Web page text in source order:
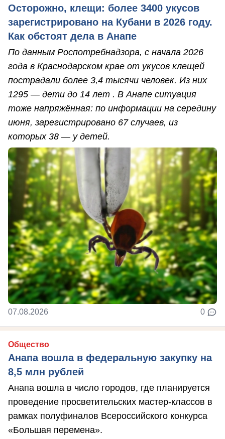
Осторожно, клещи: более 3400 укусов
зарегистрировано на Кубани в 2026 году.
Как обстоят дела в Анапе
По данным Роспотребнадзора, с начала 2026
года в Краснодарском крае от укусов клещей
пострадали более 3,4 тысячи человек. Из них
1295 — дети до 14 лет . В Анапе ситуация
тоже напряжённая: по информации на середину
июня, зарегистрировано 67 случаев, из
которых 38 — у детей.
07.08.2026 0
Общество
Анапа вошла в федеральную закупку на
8,5 млн рублей
Анапа вошла в число городов, где планируется
проведение просветительских мастер-классов в
рамках полуфиналов Всероссийского конкурса
«Большая перемена».